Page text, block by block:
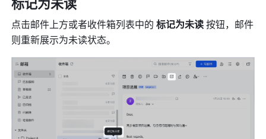
点击邮件上方或者收件箱列表中的 标记为未读 按钮，邮件
则重新展示为未读状态。